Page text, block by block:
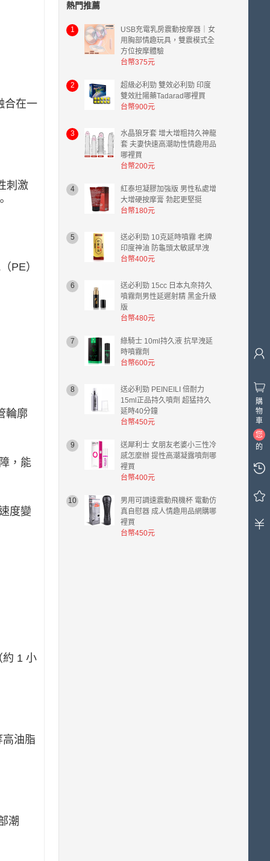
合在一
刺激
PE）
輪廓
，能
度變
約 1 小
油脂
潮
熱門推薦
1
USB充電乳房震動按摩器｜女
用胸部情趣玩具，雙震模式全
方位按摩體驗
台幣375元
2
超級必利勁 雙效必利勁 印度
雙效壯陽藥Tadarad哪裡買
台幣900元
3
水晶狼牙套 增大增粗持久神龍
套 夫妻快速高潮助性情趣用品
哪裡買
台幣200元
4
紅泰坦凝膠加強版 男性私處增
大增硬按摩膏 勃起更堅挺
台幣180元
5
送必利勁 10克延時噴霧 老牌
印度神油 防龜頭太敏感早洩
台幣400元
6
送必利勁 15cc 日本丸奈持久
噴霧劑男性延遲射精 黑金升級
版
台幣480元
7
綠騎士 10ml持久液 抗早洩延
時噴霧劑
台幣600元
8
送必利勁 PEINEILI 倍耐力
15ml正品持久噴劑 超猛持久
延時40分鐘
台幣450元
9
送犀利士 女朋友老婆小三性冷
感怎麼辦 提性高潮凝露噴劑哪
裡買
台幣400元
10
男用可調速震動飛機杯 電動仿
真自慰器 成人情趣用品網購哪
裡買
台幣450元
購
物
車
您
的
物
中
0
件